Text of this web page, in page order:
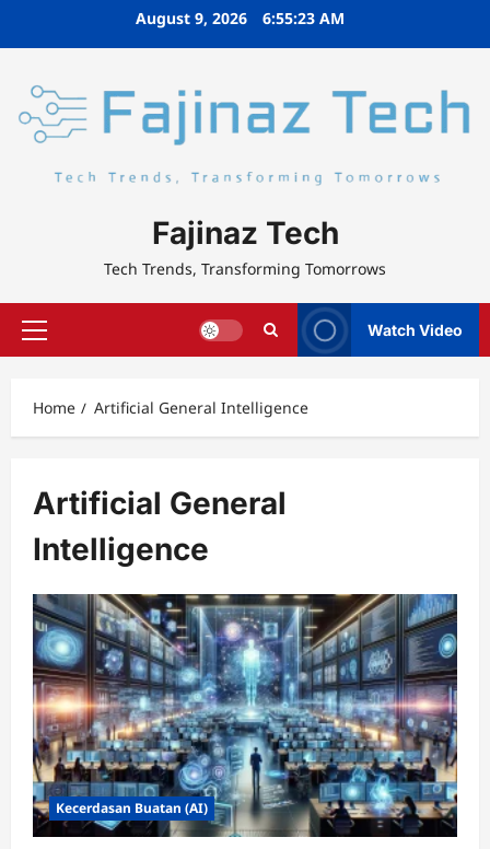
August 9, 2026 6:55:23 AM
Fajinaz Tech
Tech Trends, Transforming Tomorrows
Primary
Watch Video
Home Artificial General Intelligence
Artificial General
Intelligence
Kecerdasan Buatan (AI)